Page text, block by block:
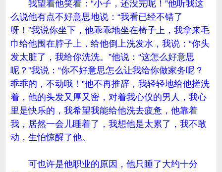
我望着他笑着：“小子，还没完呢！”他听我这
么说他有点不好意思地说：“我看已经不错了
呀！”我说你坐下，他乖乖地坐在椅子上，我拿来毛
巾给他围在脖子上，给他倒上洗发水，我说：“你头
发太脏了，我给你洗洗。”他说：“这怎么好意思
呢？”我说：“你不好意思怎么让我给你做家务呢？
乖乖的，不动哦！”他不再推辞，我轻轻地给他搓洗
着，他的头发又厚又密，对着我心仪的男人，我心
里是快乐的，我希望我能给他洗去疲惫，他靠着
我，居然一会儿睡着了，我想他是太累了，我不敢
动，生怕惊醒了他。
可也许是他职业的原因，他只睡了大约十分